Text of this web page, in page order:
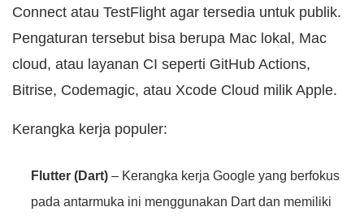
Connect atau TestFlight agar tersedia untuk publik.
Pengaturan tersebut bisa berupa Mac lokal, Mac
cloud, atau layanan CI seperti GitHub Actions,
Bitrise, Codemagic, atau Xcode Cloud milik Apple.
Kerangka kerja populer:
Flutter (Dart) – Kerangka kerja Google yang berfokus
pada antarmuka ini menggunakan Dart dan memiliki